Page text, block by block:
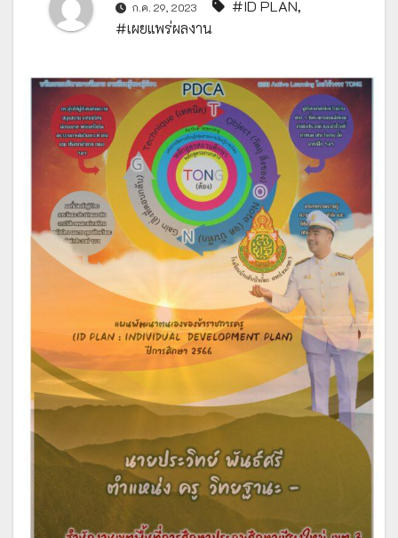
ก.ค. 29, 2023 #ID PLAN,
#เผยแพร่ผลงาน